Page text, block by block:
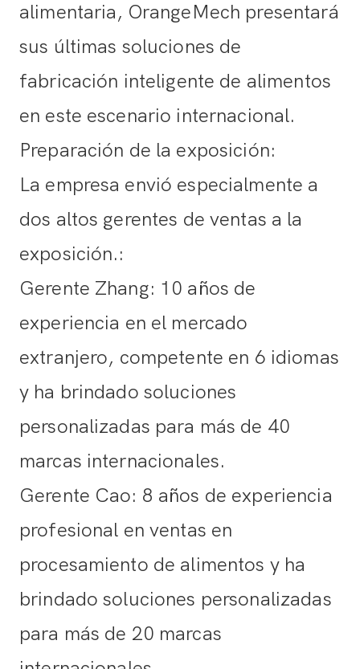
alimentaria, OrangeMech presentará
sus últimas soluciones de
fabricación inteligente de alimentos
en este escenario internacional.
Preparación de la exposición:
La empresa envió especialmente a
dos altos gerentes de ventas a la
exposición.:
Gerente Zhang: 10 años de
experiencia en el mercado
extranjero, competente en 6 idiomas
y ha brindado soluciones
personalizadas para más de 40
marcas internacionales.
Gerente Cao: 8 años de experiencia
profesional en ventas en
procesamiento de alimentos y ha
brindado soluciones personalizadas
para más de 20 marcas